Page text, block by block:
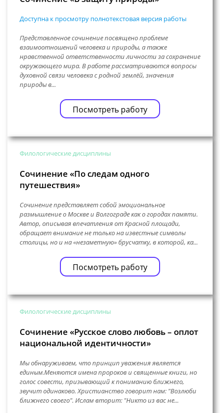
Доступна к просмотру полнотекстовая версия работы
Представленное сочинение посвящено проблеме
взаимоотношений человека и природы, а также
нравственной ответственности личности за сохранение
окружающего мира. В работе рассматриваются вопросы
духовной связи человека с родной землёй, значения
природы в...
Посмотреть работу
Филологические дисциплины
Сочинение «По следам одного
путешествия»
Сочинение представляет собой эмоциональное
размышление о Москве и Волгограде как о городах памяти.
Автор, описывая впечатления от Красной площади,
обращает внимание не только на известные символы
столицы, но и на «незаметную» брусчатку, в которой, ка...
Посмотреть работу
Филологические дисциплины
Сочинение «Русское слово любовь – оплот
национальной идентичности»
Мы обнаруживаем, что принцип уважения является
единым.Меняются имена пророков и священные книги, но
голос совести, призывающий к пониманию ближнего,
звучит одинаково. Христианство говорит нам: "Возлюби
ближнего своего". Ислам вторит: "Никто из вас не...